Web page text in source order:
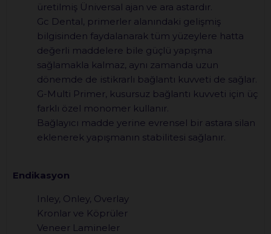
üretilmiş Üniversal ajan ve ara astardır.
Gc Dental, primerler alanındaki gelişmiş
bilgisinden faydalanarak tüm yüzeylere hatta
değerli maddelere bile güçlü yapışma
sağlamakla kalmaz, aynı zamanda uzun
dönemde de istikrarlı bağlantı kuvveti de sağlar.
G-Multi Primer, kusursuz bağlantı kuvveti için üç
farklı özel monomer kullanır.
Bağlayıcı madde yerine evrensel bir astara silan
eklenerek yapışmanın stabilitesi sağlanır.
Endikasyon
Inley, Onley, Overlay
Kronlar ve Köprüler
Veneer Lamineler